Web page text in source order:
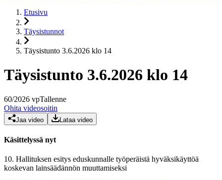
Etusivu
Täysistunnot
Täysistunto 3.6.2026 klo 14
Täysistunto 3.6.2026 klo 14
60/2026 vpTallenne
Ohita videosoitin
Jaa video Lataa video
Käsittelyssä nyt
10. Hallituksen esitys eduskunnalle työperäistä hyväksikäyttöä
koskevan lainsäädännön muuttamiseksi